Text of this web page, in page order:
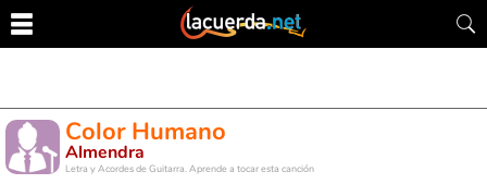
Color Humano
Almendra
Letra y Acordes de Guitarra. Aprende a tocar esta canción